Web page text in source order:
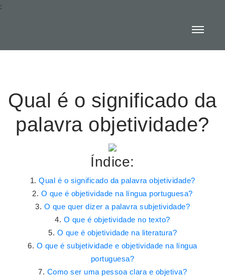
:
Qual é o significado da
palavra objetividade?
Índice:
Qual é o significado da palavra objetividade?
O que é objetividade na língua portuguesa?
O que quer dizer a palavra subjetividade?
O que é objetividade no texto?
O que é objetividade na literatura?
O que é subjetividade e objetividade na língua
portuguesa?
Como ser uma pessoa clara e objetiva?